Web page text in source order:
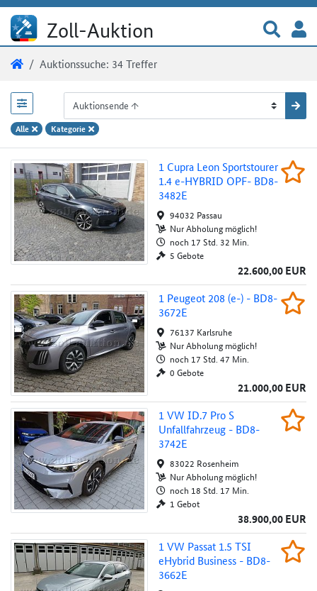
Direkt zum Inhalt
Direkt zum Filterbereich
Direkt zur Suchtrefferliste
Zoll-Auktion Zur
Zoll-Auktion
Auktionssuche: 34 Treffer
Auktionsübersicht
Alle Kategorie
1 Cupra Leon Sportstourer 1.4 e-HYBRID
1 Cupra Leon Sportstourer
1.4 e-HYBRID OPF- BD8-
3482E
94032 Passau
Nur Abholung möglich!
noch 17 Std. 32 Min.
5 Gebote
22.600,00 EUR
1 Peugeot 208 (e-) - BD8-3672E
1 Peugeot 208 (e-) - BD8-
3672E
76137 Karlsruhe
Nur Abholung möglich!
noch 17 Std. 47 Min.
0 Gebote
21.000,00 EUR
1 VW ID.7 Pro S Unfallfahrzeug - BD8-
1 VW ID.7 Pro S
Unfallfahrze­ug - BD8-
3742E
83022 Rosenheim
Nur Abholung möglich!
noch 18 Std. 17 Min.
1 Gebot
38.900,00 EUR
1 VW Passat 1.5 TSI eHybrid Business -
1 VW Passat 1.5 TSI
eHybrid Business - BD8-
3662E